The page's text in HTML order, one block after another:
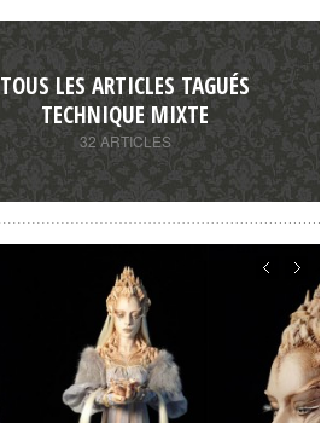
TOUS LES ARTICLES TAGUÉS
TECHNIQUE MIXTE
32 ARTICLES